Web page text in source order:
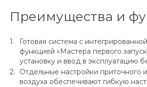
Преимущества и
Готовая система с
функцией «Мастера первого
установку и ввод в эксплуатацию
Отдельные настройки приточного
воздуха обеспечивают гибкую